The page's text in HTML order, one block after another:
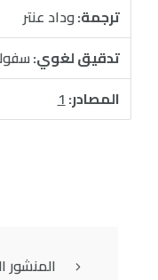
ترجمة:وداد عنتر
تدقيق لغوي:
المصادر:1
المنشور